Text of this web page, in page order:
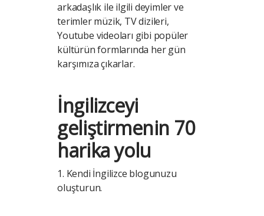
arkadaşlık ile ilgili deyimler ve
terimler müzik, TV dizileri,
Youtube videoları gibi popüler
kültürün formlarında her gün
karşımıza çıkarlar.
İngilizceyi
geliştirmenin 70
harika yolu
1. Kendi İngilizce blogunuzu
oluşturun.